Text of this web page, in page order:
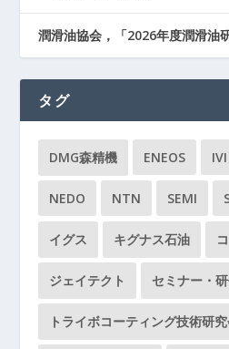
潤滑油協会，「2026年度潤滑油
タグ
DMG森精機 ENEOS IVI
NEDO NTN SEMI
イグス キグナス石油
ジェイテクト セミナー・
トライボコーティング技術研